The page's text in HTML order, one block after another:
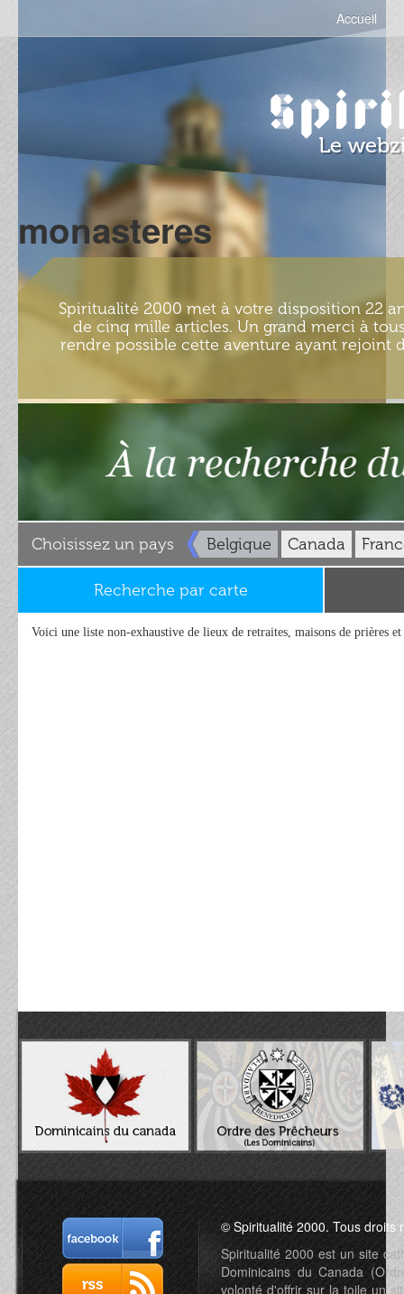
Accueil
monasteres
Spiritualité 2000 met à votre disposition 22
de cinq mille articles. Un grand merci à
rendre possible cette aventure ayant rejoint
Choisissez un pays Belgique Canada
Recherche par carte
Voici une liste non-exhaustive de lieux de retraites, maisons de prières et
© Spiritualité 2000. Tous droits
Spiritualité 2000 est un site
Dominicains du Canada
volonté d'offrir sur la toile un